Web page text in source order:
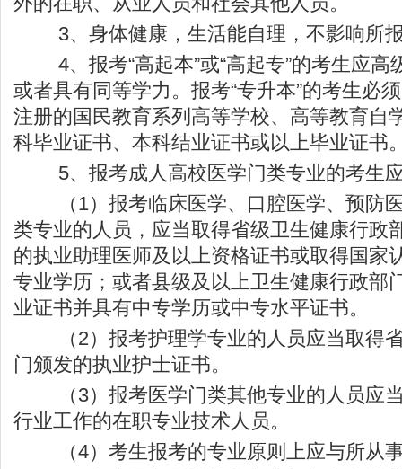
3、身体健康，生活能自理，不影响所
4、报考“高起本”或“高起专”的考生应高
或者具有同等学力。报考“专升本”的考生必
注册的国民教育系列高等学校、高等教育自
科毕业证书、本科结业证书或以上毕业证书
5、报考成人高校医学门类专业的考生
（1）报考临床医学、口腔医学、预防
类专业的人员，应当取得省级卫生健康行政
的执业助理医师及以上资格证书或取得国家
专业学历；或者县级及以上卫生健康行政部
业证书并具有中专学历或中专水平证书。
（2）报考护理学专业的人员应当取得
门颁发的执业护士证书。
（3）报考医学门类其他专业的人员应
行业工作的在职专业技术人员。
（4）考生报考的专业原则上应与所从